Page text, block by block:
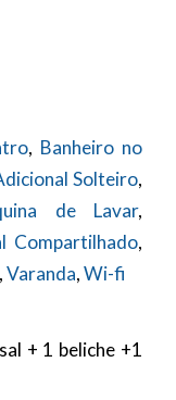
, Banheiro no
Solteiro,
de Lavar,
Compartilhado,
,Varanda,Wi-fi
+ 1 beliche +1